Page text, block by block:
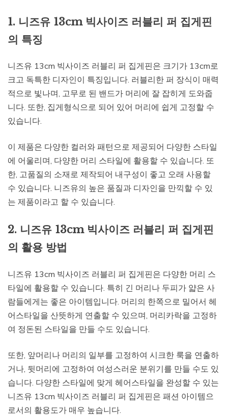
1. 니즈유 13cm 빅사이즈 러블리 퍼 집게핀
의 특징
니즈유 13cm 빅사이즈 러블리 퍼 집게핀은 크기가 13cm로
크고 독특한 디자인이 특징입니다. 러블리한 퍼 장식이 매력
적으로 빛나며, 고무로 된 밴드가 머리에 잘 잡히게 도와줍
니다. 또한, 집게형식으로 되어 있어 머리에 쉽게 고정할 수
있습니다.
이 제품은 다양한 컬러와 패턴으로 제공되어 다양한 스타일
에 어울리며, 다양한 머리 스타일에 활용할 수 있습니다. 또
한, 고품질의 소재로 제작되어 내구성이 좋고 오래 사용할
수 있습니다. 니즈유의 높은 품질과 디자인을 만끽할 수 있
는 제품이라고 할 수 있습니다.
2. 니즈유 13cm 빅사이즈 러블리 퍼 집게핀
의 활용 방법
니즈유 13cm 빅사이즈 러블리 퍼 집게핀은 다양한 머리 스
타일에 활용할 수 있습니다. 특히 긴 머리나 두피가 얇은 사
람들에게는 좋은 아이템입니다. 머리의 한쪽으로 밀어서 헤
어스타일을 산뜻하게 연출할 수 있으며, 머리카락을 고정하
여 정돈된 스타일을 만들 수도 있습니다.
또한, 앞머리나 머리의 일부를 고정하여 시크한 룩을 연출하
거나, 뒷머리에 고정하여 여성스러운 분위기를 만들 수도 있
습니다. 다양한 스타일에 맞게 헤어스타일을 완성할 수 있는
니즈유 13cm 빅사이즈 러블리 퍼 집게핀은 패션 아이템으
로서의 활용도가 매우 높습니다.